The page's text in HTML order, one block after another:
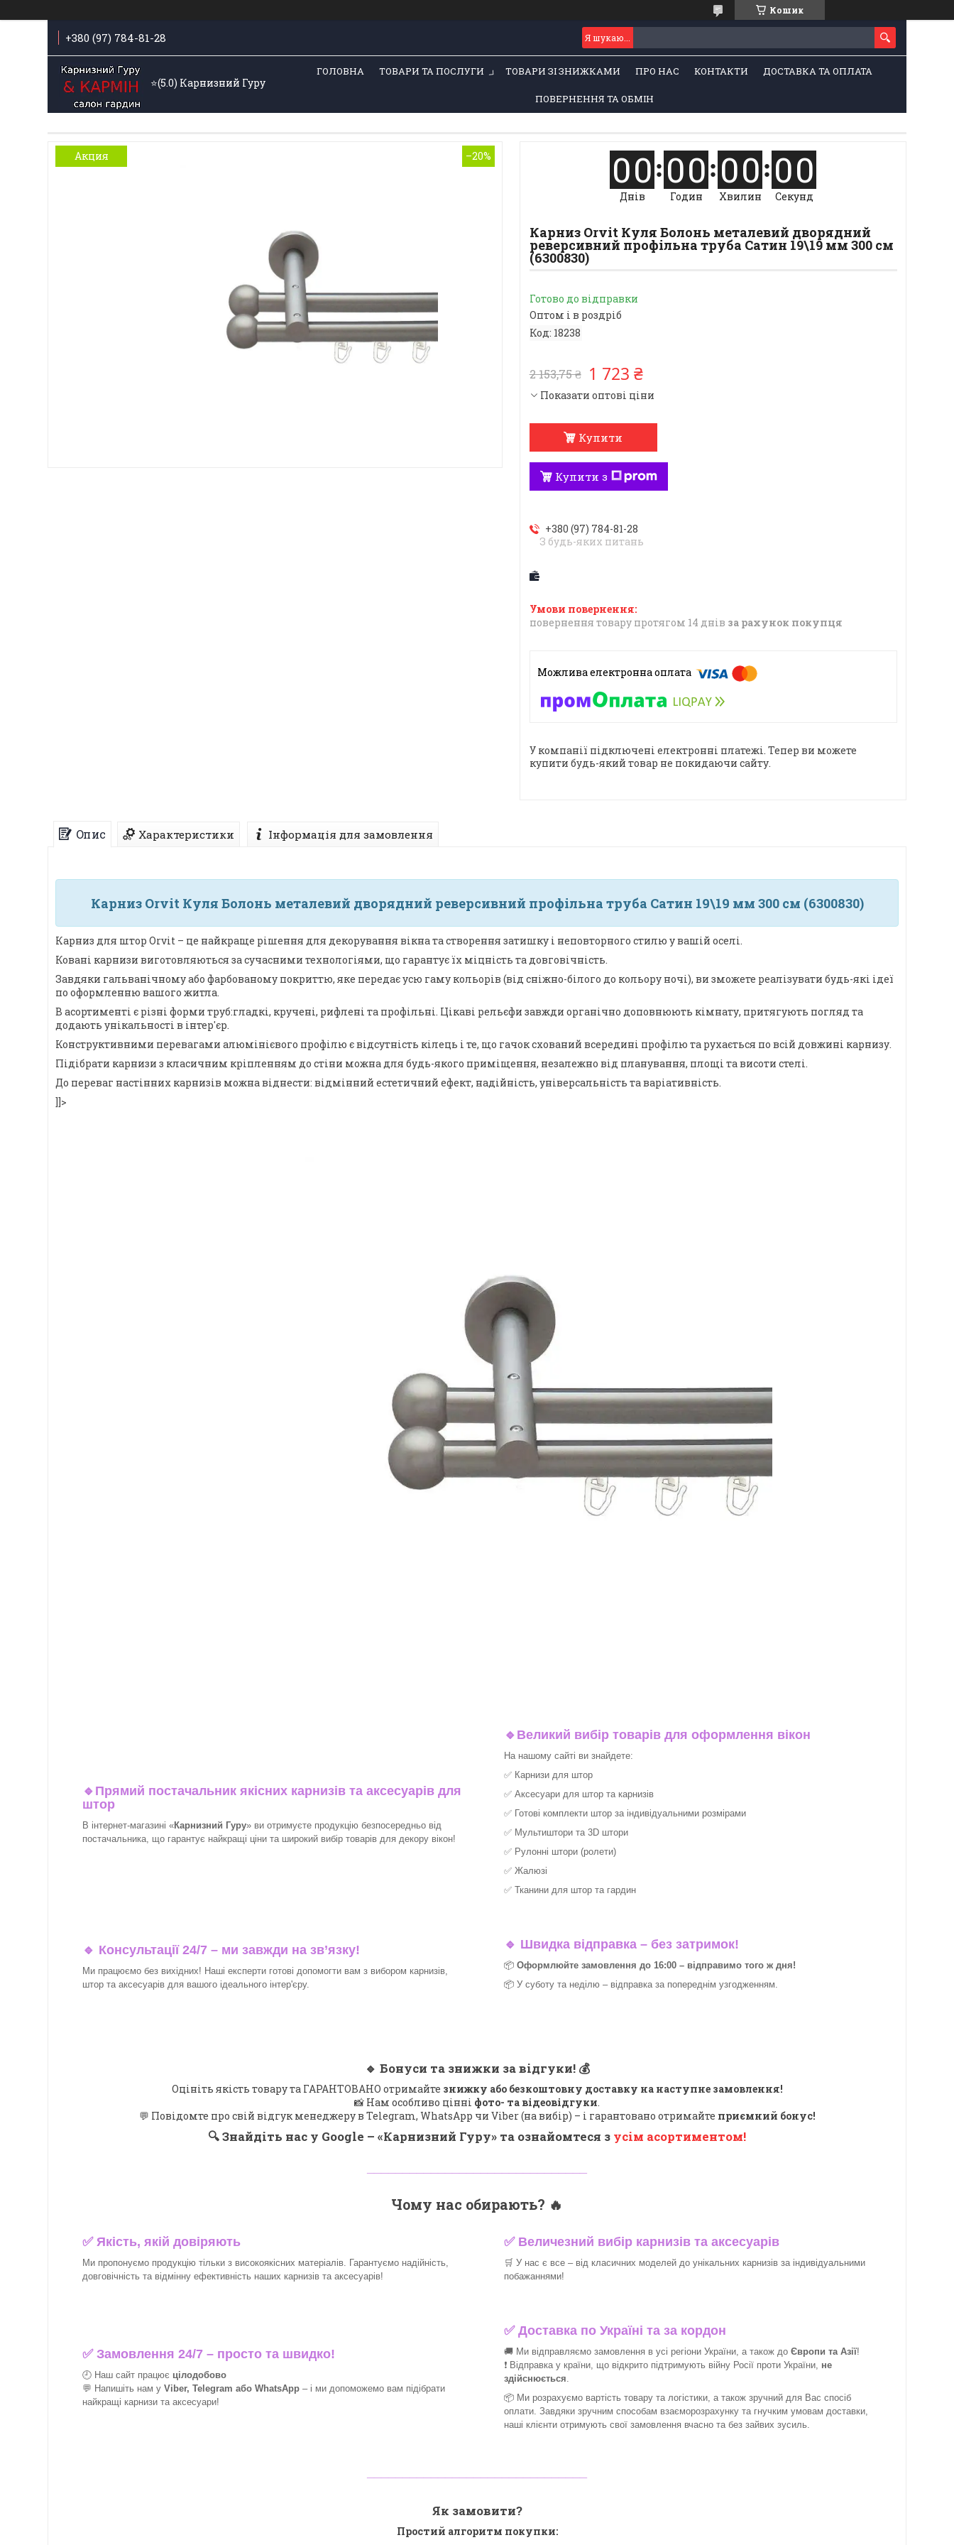
Кошик
+380 (97) 784-81-28
⭐️(5.0) Карнизний Гуру
ГОЛОВНА ТОВАРИ ТА ПОСЛУГИ ТОВАРИ ЗІ ЗНИЖКАМИ ПРО НАС КОНТАКТИ ДОСТАВКА ТА ОПЛАТА
ПОВЕРНЕННЯ ТА ОБМІН
Акция –20% 00
Днів
00
Годин
00
Хвилин
00
Секунд
Карниз Orvit Куля Болонь металевий дворядний
реверсивний профільна труба Сатин 19\19 мм 300 см
(6300830)
Готово до відправки
Оптом і в роздріб
Код: 18238
2 153,75 ₴ 1 723 ₴
Показати оптові ціни
Купити
Купити з
+380 (97) 784-81-28
З будь-яких питань
повернення товару протягом 14 днів за рахунок покупця
У компанії підключені електронні платежі. Тепер ви можете
купити будь-який товар не покидаючи сайту.
Опис Характеристики Інформація для замовлення
Карниз Orvit Куля Болонь металевий дворядний реверсивний профільна труба Сатин 19\19 мм 300 см (6300830)
Карниз для штор Orvit – це найкраще рішення для декорування вікна та створення затишку і неповторного стилю у вашій оселі.
Ковані карнизи виготовляються за сучасними технологіями, що гарантує їх міцність та довговічність.
Завдяки гальванічному або фарбованому покриттю, яке передає усю гаму кольорів (від сніжно-білого до кольору ночі), ви зможете реалізувати будь-які ідеї
по оформленню вашого житла.
В асортименті є різні форми труб:гладкі, кручені, рифлені та профільні. Цікаві рельєфи завжди органічно доповнюють кімнату, притягують погляд та
додають унікальності в інтер'єр.
Конструктивними перевагами алюмінієвого профілю є відсутність кілець і те, що гачок схований всередині профілю та рухається по всій довжині карнизу.
Підібрати карнизи з класичним кріпленням до стіни можна для будь-якого приміщення, незалежно від планування, площі та висоти стелі.
До переваг настінних карнизів можна віднести: відмінний естетичний ефект, надійність, універсальність та варіативність.
]]>
🔹 Прямий постачальник якісних карнизів та аксесуарів для
штор
В інтернет-магазині «Карнизний Гуру» ви отримуєте продукцію безпосередньо від
постачальника, що гарантує найкращі ціни та широкий вибір товарів для декору вікон!​
🔹 Великий вибір товарів для оформлення вікон
На нашому сайті ви знайдете:
✅ Карнизи для штор
✅ Аксесуари для штор та карнизів
✅ Готові комплекти штор за індивідуальними розмірами
✅ Мультиштори та 3D штори
✅ Рулонні штори (ролети)
✅ Жалюзі
✅ Тканини для штор та гардин
🔹 Консультації 24/7 – ми завжди на зв’язку!
Ми працюємо без вихідних! Наші експерти готові допомогти вам з вибором карнизів,
штор та аксесуарів для вашого ідеального інтер'єру.​
🔹 Швидка відправка – без затримок!
📦 Оформлюйте замовлення до 16:00 – відправимо того ж дня!
📦 У суботу та неділю – відправка за попереднім узгодженням.
🔹 Бонуси та знижки за відгуки! 💰
Оцініть якість товару та ГАРАНТОВАНО отримайте знижку або безкоштовну доставку на наступне замовлення!
📸 Нам особливо цінні фото- та відеовідгуки.
💬 Повідомте про свій відгук менеджеру в Telegram, WhatsApp чи Viber (на вибір) – і гарантовано отримайте приємний бонус!
🔍Знайдіть нас у Google – «Карнизний Гуру» та ознайомтеся з усім асортиментом!
Чому нас обирають? 🔥
✅Якість, якій довіряють
Ми пропонуємо продукцію тільки з високоякісних матеріалів. Гарантуємо надійність,
довговічність та відмінну ефективність наших карнизів та аксесуарів!​
✅ Величезний вибір карнизів та аксесуарів
🛒 У нас є все – від класичних моделей до унікальних карнизів за індивідуальними
побажаннями!​
✅Замовлення 24/7 – просто та швидко!
🕘 Наш сайт працює цілодобово
💬 Напишіть нам у Viber, Telegram або WhatsApp – і ми допоможемо вам підібрати
найкращі карнизи та аксесуари!
✅Доставка по Україні та за кордон
🚚 Ми відправляємо замовлення в усі регіони України, а також до Європи та Азії!
❗ Відправка у країни, що відкрито підтримують війну Росії проти України, не
здійснюється.
📦 Ми розрахуємо вартість товару та логістики, а також зручний для Вас спосіб
оплати. Завдяки зручним способам взаєморозрахунку та гнучким умовам доставки,
наші клієнти отримують свої замовлення вчасно та без зайвих зусиль.
Як замовити?
Простий алгоритм покупки: